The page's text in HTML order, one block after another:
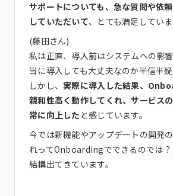
サポートについても、急な質問や依
していただいて、とても満足していま
(藤田さん)
私は正直、導入前はシステムへの影
当に導入しても大丈夫なのか半信半疑
しかし、実際に導入した結果、
親和性高く動作してくれ、サービス
常に向上した と感じています。
今では新機能やアップデートの開発
れってOnboardingでできるのでは
結構出てきています。